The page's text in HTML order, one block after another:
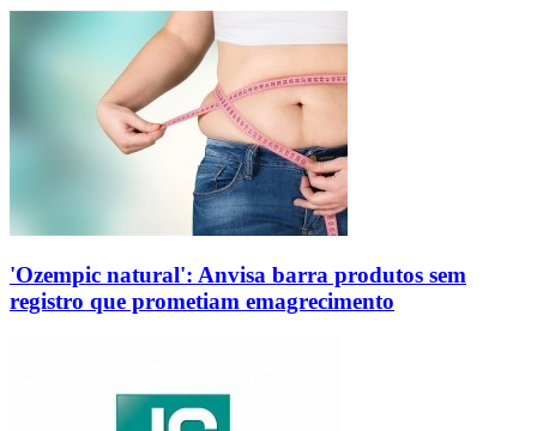
'Ozempic natural': Anvisa barra produtos sem
registro que prometiam emagrecimento